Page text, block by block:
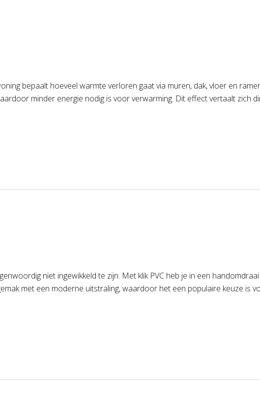
bepaalt hoeveel warmte verloren gaat via muren, dak, vloer en
minder energie nodig is voor verwarming. Dit effect vertaalt zich
niet ingewikkeld te zijn. Met klik PVC heb je in een
met een moderne uitstraling, waardoor het een populaire keuze is